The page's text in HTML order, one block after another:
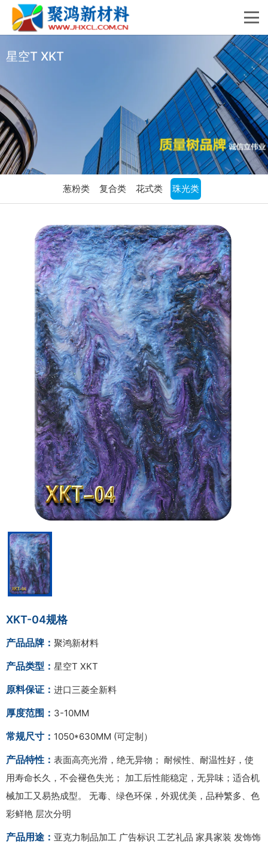
星空T XKT
葱粉类 复合类 花式类 珠光类
XKT-04规格
产品品牌： 聚鸿新材料
产品类型： 星空T XKT
原料保证： 进口三菱全新料
厚度范围： 3-10MM
常规尺寸： 1050*630MM (可定制）
产品特性： 表面高亮光滑，绝无异物； 耐候性、耐温性好，使
用寿命长久，不会褪色失光； 加工后性能稳定，无异味；适合机
械加工又易热成型。 无毒、绿色环保，外观优美，品种繁多、色
彩鲜艳 层次分明
产品用途： 亚克力制品加工 广告标识 工艺礼品 家具家装 发饰饰